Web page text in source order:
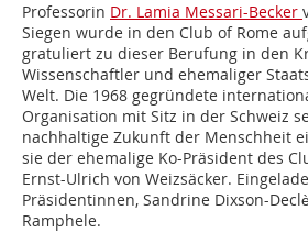
Professorin Dr. Lamia Messari-Becker
Siegen wurde in den Club of Rome
gratuliert zu dieser Berufung in den
Wissenschaftler und ehemaliger
Welt. Die 1968 gegründete
Organisation mit Sitz in der Schweiz
nachhaltige Zukunft der Menschheit
sie der ehemalige Ko-Präsident des
Ernst-Ulrich von Weizsäcker.
Präsidentinnen, Sandrine Dixson-
Ramphele.